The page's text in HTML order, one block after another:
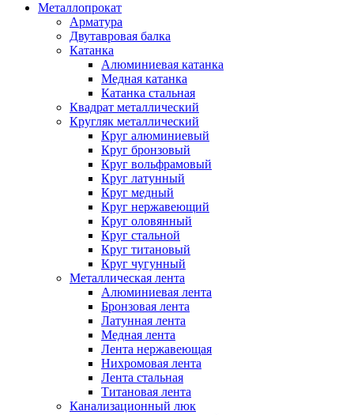
Металлопрокат
Арматура
Двутавровая балка
Катанка
Алюминиевая катанка
Медная катанка
Катанка стальная
Квадрат металлический
Кругляк металлический
Круг алюминиевый
Круг бронзовый
Круг вольфрамовый
Круг латунный
Круг медный
Круг нержавеющий
Круг оловянный
Круг стальной
Круг титановый
Круг чугунный
Металлическая лента
Алюминиевая лента
Бронзовая лента
Латунная лента
Медная лента
Лента нержавеющая
Нихромовая лента
Лента стальная
Титановая лента
Канализационный люк